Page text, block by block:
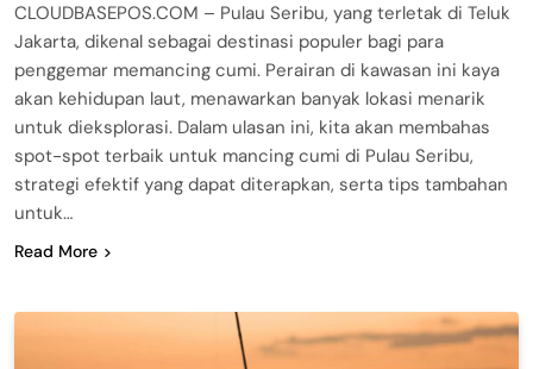
CLOUDBASEPOS.COM – Pulau Seribu, yang terletak di Teluk
Jakarta, dikenal sebagai destinasi populer bagi para
penggemar memancing cumi. Perairan di kawasan ini kaya
akan kehidupan laut, menawarkan banyak lokasi menarik
untuk dieksplorasi. Dalam ulasan ini, kita akan membahas
spot-spot terbaik untuk mancing cumi di Pulau Seribu,
strategi efektif yang dapat diterapkan, serta tips tambahan
untuk…
Read More